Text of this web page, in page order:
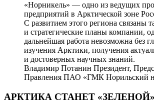
«Норникель» — одно из ведущих
предприятий в Арктической зоне
С развитием этого региона связаны
и стратегические планы компании,
дальнейшая работа невозможна без
изучения Арктики, получения
и достоверных научных знаний.
Владимир Потанин Президент,
Правления ПАО «ГМК Норильский
АРКТИКА СТАНЕТ «ЗЕЛЕНОЙ»